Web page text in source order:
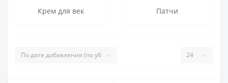
Крем для век Патчи